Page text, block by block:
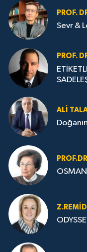
PROF.
Sevr &
PROF.
ALI